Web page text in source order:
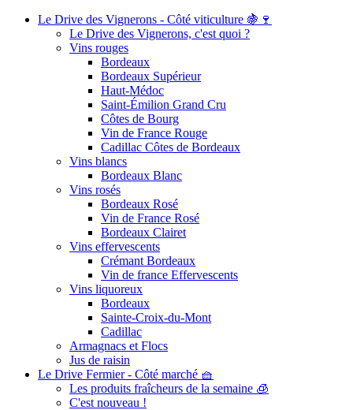
Le Drive des Vignerons - Côté viticulture 🍇🍷
Le Drive des Vignerons, c'est quoi ?
Vins rouges
Bordeaux
Bordeaux Supérieur
Haut-Médoc
Saint-Émilion Grand Cru
Côtes de Bourg
Vin de France Rouge
Cadillac Côtes de Bordeaux
Vins blancs
Bordeaux Blanc
Vins rosés
Bordeaux Rosé
Vin de France Rosé
Bordeaux Clairet
Vins effervescents
Crémant Bordeaux
Vin de france Effervescents
Vins liquoreux
Bordeaux
Sainte-Croix-du-Mont
Cadillac
Armagnacs et Flocs
Jus de raisin
Le Drive Fermier - Côté marché 🧺
Les produits fraîcheurs de la semaine 🧊
C'est nouveau !